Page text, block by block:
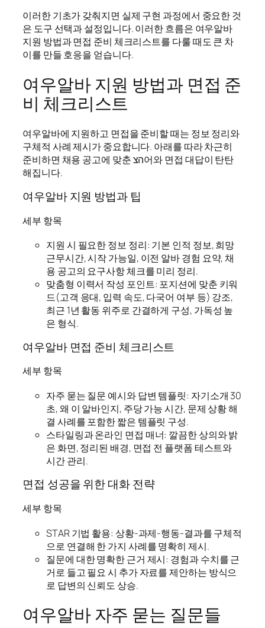
이러한 기초가 갖춰지면 실제 구현 과정에서 중요한 것
은 도구 선택과 설정입니다. 이러한 흐름은 여우알바
지원 방법과 면접 준비 체크리스트를 다룰 때도 큰 차
이를 만들 호응을 얻습니다.
여우알바 지원 방법과 면접 준
비 체크리스트
여우알바에 지원하고 면접을 준비할 때는 정보 정리와
구체적 사례 제시가 중요합니다. 아래를 따라 차근히
준비하면 채용 공고에 맞춘 הצ어와 면접 대답이 탄탄
해집니다.
여우알바 지원 방법과 팁
세부 항목
지원 시 필요한 정보 정리: 기본 인적 정보, 희망
근무시간, 시작 가능일, 이전 알바 경험 요약, 채
용 공고의 요구사항 체크를 미리 정리.
맞춤형 이력서 작성 포인트: 포지션에 맞춘 키워
드(고객 응대, 입력 속도, 다국어 여부 등) 강조,
최근 1년 활동 위주로 간결하게 구성, 가독성 높
은 형식.
여우알바 면접 준비 체크리스트
세부 항목
자주 묻는 질문 예시와 답변 템플릿: 자기소개 30
초, 왜 이 알바인지, 주당 가능 시간, 문제 상황 해
결 사례를 포함한 짧은 템플릿 구성.
스타일링과 온라인 면접 매너: 깔끔한 상의와 밝
은 화면, 정리된 배경, 면접 전 플랫폼 테스트와
시간 관리.
면접 성공을 위한 대화 전략
세부 항목
STAR 기법 활용: 상황-과제-행동-결과를 구체적
으로 연결해 한 가지 사례를 명확히 제시.
질문에 대한 명확한 근거 제시: 경험과 수치를 근
거로 들고 필요 시 추가 자료를 제안하는 방식으
로 답변의 신뢰도 상승.
여우알바 자주 묻는 질문들